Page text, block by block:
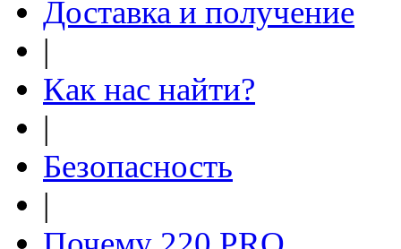
Доставка и получение
|
Как нас найти?
|
Безопасность
|